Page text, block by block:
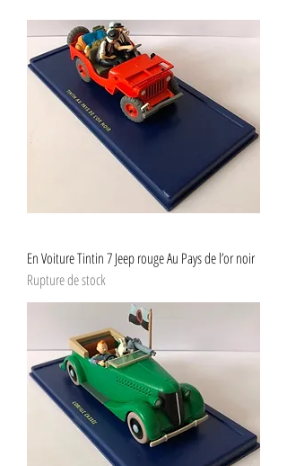
En Voiture Tintin 7 Jeep rouge Au Pays de l’or noir
Rupture de stock